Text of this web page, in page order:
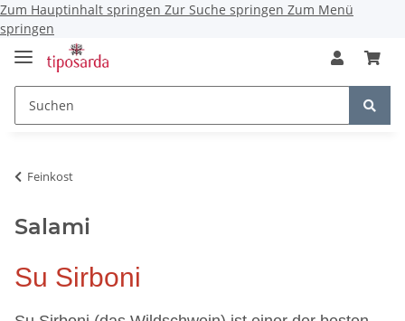
Zum Hauptinhalt springen Zur Suche springen Zum Menü
springen
Feinkost
Salami
Su Sirboni